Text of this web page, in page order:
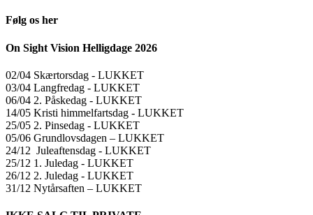
Følg os her
On Sight Vision Helligdage 2026
02/04 Skærtorsdag ​​- LUKKET
03/04 Langfredag ​​- LUKKET
06/04 2. Påskedag ​​- LUKKET
14/05 Kristi himmelfartsdag ​​- LUKKET
25/05 2. Pinsedag ​​- LUKKET
05/06 Grundlovsdagen – LUKKET
24/12 Juleaftensdag ​​- LUKKET
25/12 1. Juledag ​​- LUKKET
26/12 2. Juledag ​​- LUKKET
31/12 Nytårsaften – LUKKET